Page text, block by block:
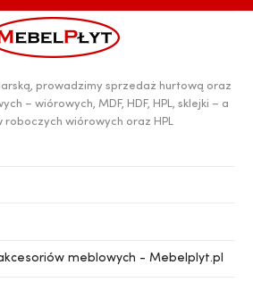
prowadzimy sprzedaż hurtową oraz
– wiórowych, MDF, HDF, HPL, sklejki – a
roboczych wiórowych oraz HPL
meblowych - Mebelplyt.pl